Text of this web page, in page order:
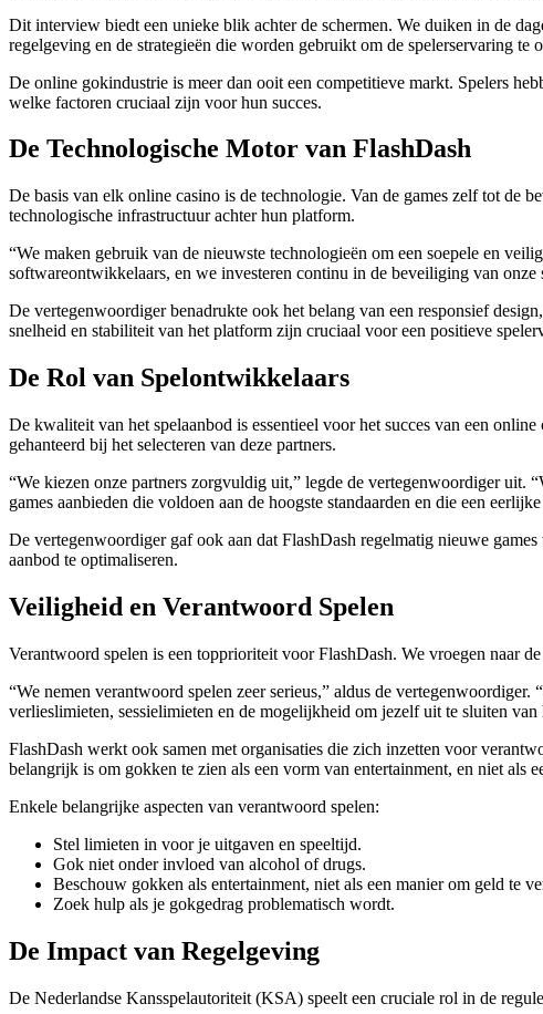
Dit interview biedt een unieke blik achter de schermen. We duiken in de
regelgeving en de strategieën die worden gebruikt om de spelerservaring
De online gokindustrie is meer dan ooit een competitieve markt. Spelers
welke factoren cruciaal zijn voor hun succes.
De Technologische Motor van FlashDash
De basis van elk online casino is de technologie. Van de games zelf tot de
technologische infrastructuur achter hun platform.
“We maken gebruik van de nieuwste technologieën om een soepele en
softwareontwikkelaars, en we investeren continu in de beveiliging van
De vertegenwoordiger benadrukte ook het belang van een responsief
snelheid en stabiliteit van het platform zijn cruciaal voor een positieve
De Rol van Spelontwikkelaars
De kwaliteit van het spelaanbod is essentieel voor het succes van een
gehanteerd bij het selecteren van deze partners.
“We kiezen onze partners zorgvuldig uit,” legde de vertegenwoordiger uit.
games aanbieden die voldoen aan de hoogste standaarden en die een
De vertegenwoordiger gaf ook aan dat FlashDash regelmatig nieuwe
aanbod te optimaliseren.
Veiligheid en Verantwoord Spelen
Verantwoord spelen is een topprioriteit voor FlashDash. We vroegen naar
“We nemen verantwoord spelen zeer serieus,” aldus de
verlieslimieten, sessielimieten en de mogelijkheid om jezelf uit te sluiten van
FlashDash werkt ook samen met organisaties die zich inzetten voor
belangrijk is om gokken te zien als een vorm van entertainment, en niet als
Enkele belangrijke aspecten van verantwoord spelen:
Stel limieten in voor je uitgaven en speeltijd.
Gok niet onder invloed van alcohol of drugs.
Beschouw gokken als entertainment, niet als een manier om geld te
Zoek hulp als je gokgedrag problematisch wordt.
De Impact van Regelgeving
De Nederlandse Kansspelautoriteit (KSA) speelt een cruciale rol in de